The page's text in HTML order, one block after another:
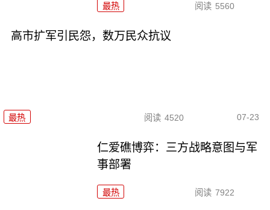
最热 阅读 5560
高市扩军引民怨，数万民众抗议
最热 阅读 4520 07-23
仁爱礁博弈：三方战略意图与军
事部署
最热 阅读 7922